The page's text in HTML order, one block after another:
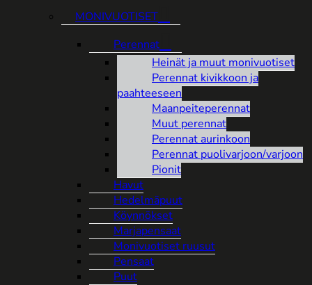
MONIVUOTISET
Perennat
Heinät ja muut monivuotiset
Perennat kivikkoon ja
paahteeseen
Maanpeiteperennat
Muut perennat
Perennat aurinkoon
Perennat puolivarjoon/varjoon
Pionit
Havut
Hedelmäpuut
Köynnökset
Marjapensaat
Monivuotiset ruusut
Pensaat
Puut